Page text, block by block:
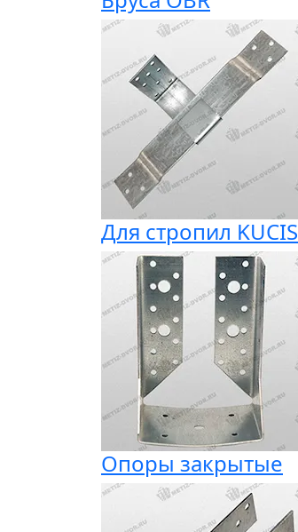
Для стропил KUCIS
Опоры закрытые